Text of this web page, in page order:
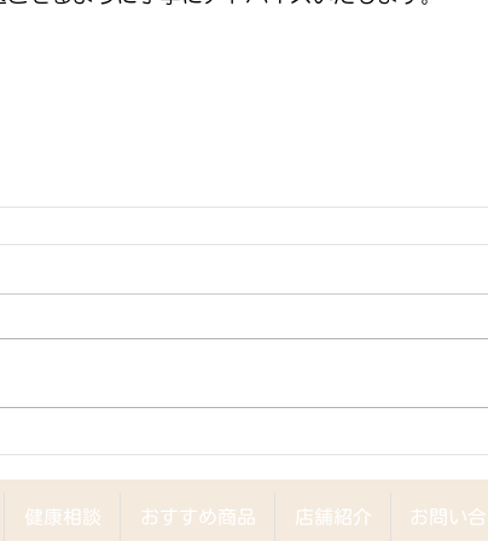
健康相談 おすすめ商品 店舗紹介 お問い